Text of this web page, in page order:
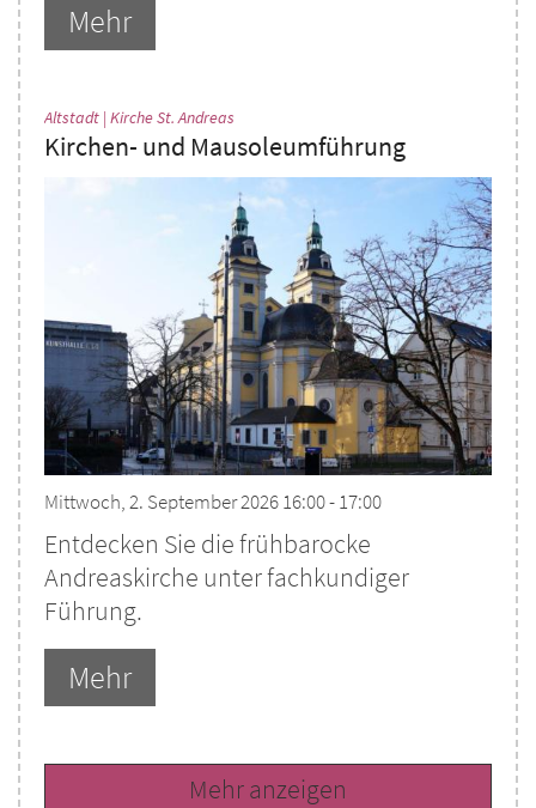
Mehr
Altstadt | Kirche St. Andreas
Kirchen- und Mausoleumführung
Mittwoch, 2. September 2026 16:00 - 17:00
Entdecken Sie die frühbarocke
Andreaskirche unter fachkundiger
Führung.
Mehr
Mehr anzeigen